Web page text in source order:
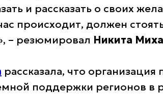
и рассказать о своих
происходит, должен
– резюмировал Никита
рассказала, что организация
поддержки регионов в